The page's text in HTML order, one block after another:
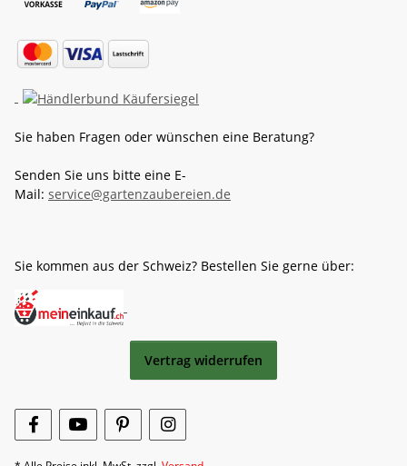
Sie haben Fragen oder wünschen eine Beratung?
Senden Sie uns bitte eine E-
Mail: service@gartenzaubereien.de
Sie kommen aus der Schweiz? Bestellen Sie gerne über:
Vertrag widerrufen